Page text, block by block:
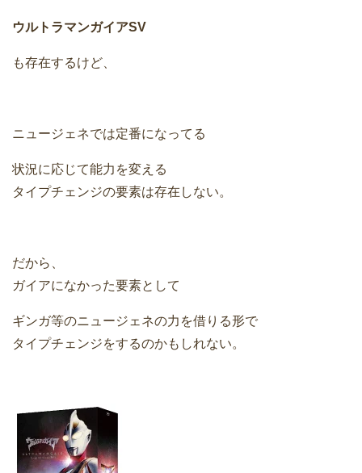
ウルトラマンガイアSV
も存在するけど、
ニュージェネでは定番になってる
状況に応じて能力を変える
タイプチェンジの要素は存在しない。
だから、
ガイアになかった要素として
ギンガ等のニュージェネの力を借りる形で
タイプチェンジをするのかもしれない。